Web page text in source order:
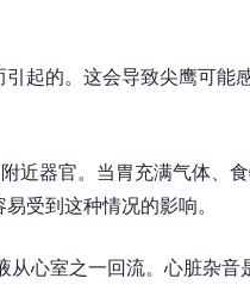
起的。这会导致尖鹰可能
近器官。当胃充满气体、
受到这种情况的影响。
从心室之一回流。心脏杂音